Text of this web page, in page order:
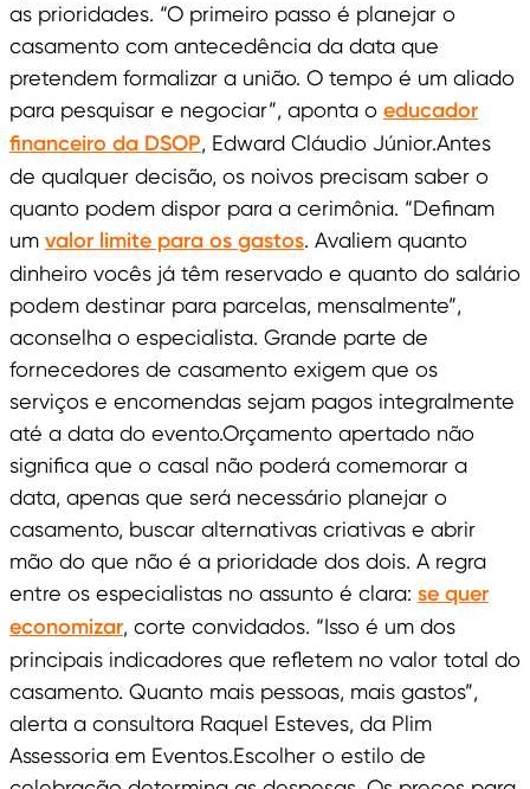
as prioridades. “O primeiro passo é planejar o
casamento com antecedência da data que
pretendem formalizar a união. O tempo é um aliado
para pesquisar e negociar”, aponta o educador
financeiro da DSOP, Edward Cláudio Júnior.Antes
de qualquer decisão, os noivos precisam saber o
quanto podem dispor para a cerimônia. “Definam
um valor limite para os gastos. Avaliem quanto
dinheiro vocês já têm reservado e quanto do salário
podem destinar para parcelas, mensalmente”,
aconselha o especialista. Grande parte de
fornecedores de casamento exigem que os
serviços e encomendas sejam pagos integralmente
até a data do evento.Orçamento apertado não
significa que o casal não poderá comemorar a
data, apenas que será necessário planejar o
casamento, buscar alternativas criativas e abrir
mão do que não é a prioridade dos dois. A regra
entre os especialistas no assunto é clara: se quer
economizar, corte convidados. “Isso é um dos
principais indicadores que refletem no valor total do
casamento. Quanto mais pessoas, mais gastos”,
alerta a consultora Raquel Esteves, da Plim
Assessoria em Eventos.Escolher o estilo de